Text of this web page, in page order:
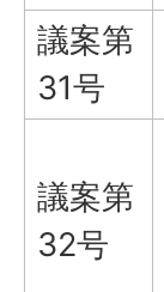
議案第
31号
議案第
32号